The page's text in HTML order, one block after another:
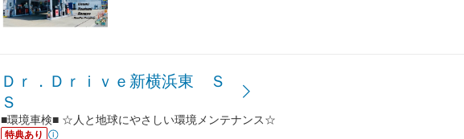
Ｄｒ．Ｄｒｉｖｅ新横浜東 Ｓ
Ｓ
■環境車検■ ☆人と地球にやさしい環境メンテナンス☆
特典あり